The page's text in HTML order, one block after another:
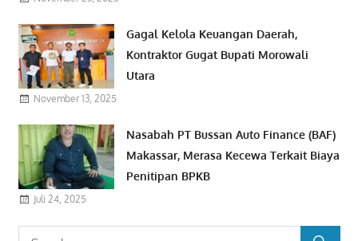
Gagal Kelola Keuangan Daerah,
Kontraktor Gugat Bupati Morowali
Utara
November 13, 2025
Nasabah PT Bussan Auto Finance (BAF)
Makassar, Merasa Kecewa Terkait Biaya
Penitipan BPKB
Juli 24, 2025